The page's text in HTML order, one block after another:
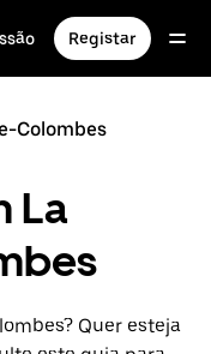
Registar
Colombes
La
Quer esteja